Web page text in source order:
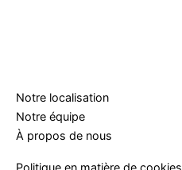
Notre localisation
Notre équipe
À propos de nous
Politique en matière de cookies